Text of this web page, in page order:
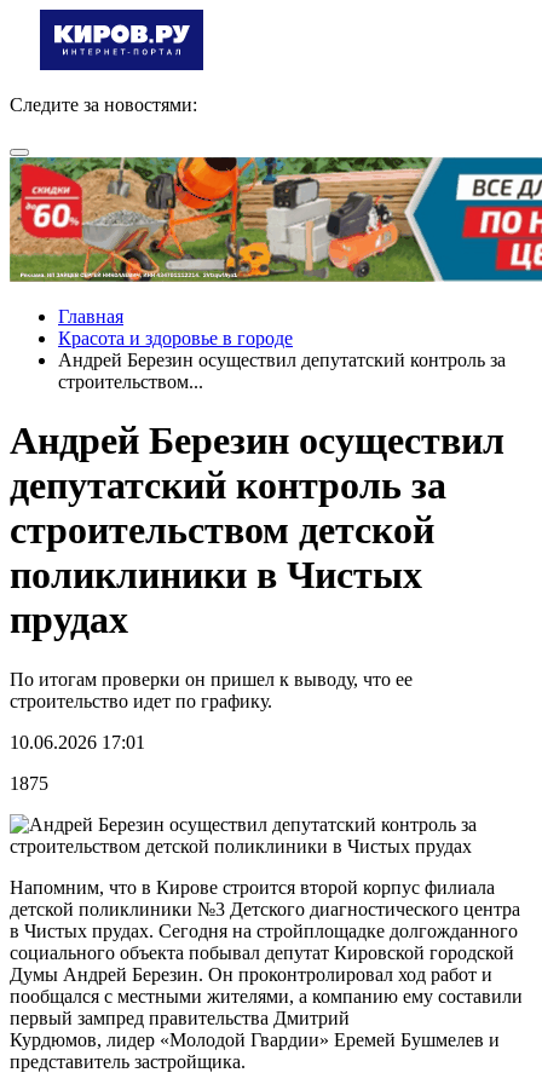
Следите за новостями:
Главная
Красота и здоровье в городе
Андрей Березин осуществил депутатский контроль за
строительством...
Андрей Березин осуществил
депутатский контроль за
строительством детской
поликлиники в Чистых
прудах
По итогам проверки он пришел к выводу, что ее
строительство идет по графику.
10.06.2026 17:01
1875
Напомним, что в Кирове строится второй корпус филиала
детской поликлиники №3 Детского диагностического центра
в Чистых прудах. Сегодня на стройплощадке долгожданного
социального объекта побывал депутат Кировской городской
Думы Андрей Березин. Он проконтролировал ход работ и
пообщался с местными жителями, а компанию ему составили
первый зампред правительства Дмитрий
Курдюмов, лидер «Молодой Гвардии» Еремей Бушмелев и
представитель застройщика.